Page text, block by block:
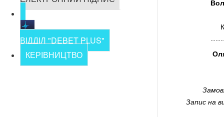
ВІДДІЛ "DEBET PLUS"
КЕРІВНИЦТВО
Запис на